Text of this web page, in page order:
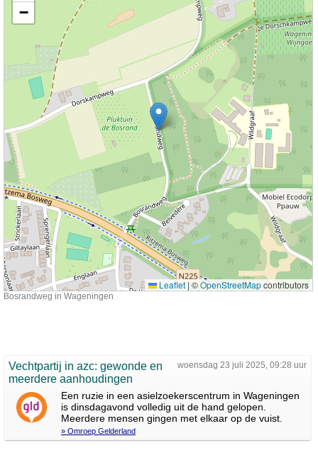
−
Leaflet|©OpenStreetMapcontributors
Bosrandweg in Wageningen
woensdag 23 juli 2025, 09:28 uur
Vechtpartij in azc: gewonde en
meerdere aanhoudingen
Een ruzie in een asielzoekerscentrum in Wageningen
is dinsdagavond volledig uit de hand gelopen.
Meerdere mensen gingen met elkaar op de vuist.
» Omroep Gelderland